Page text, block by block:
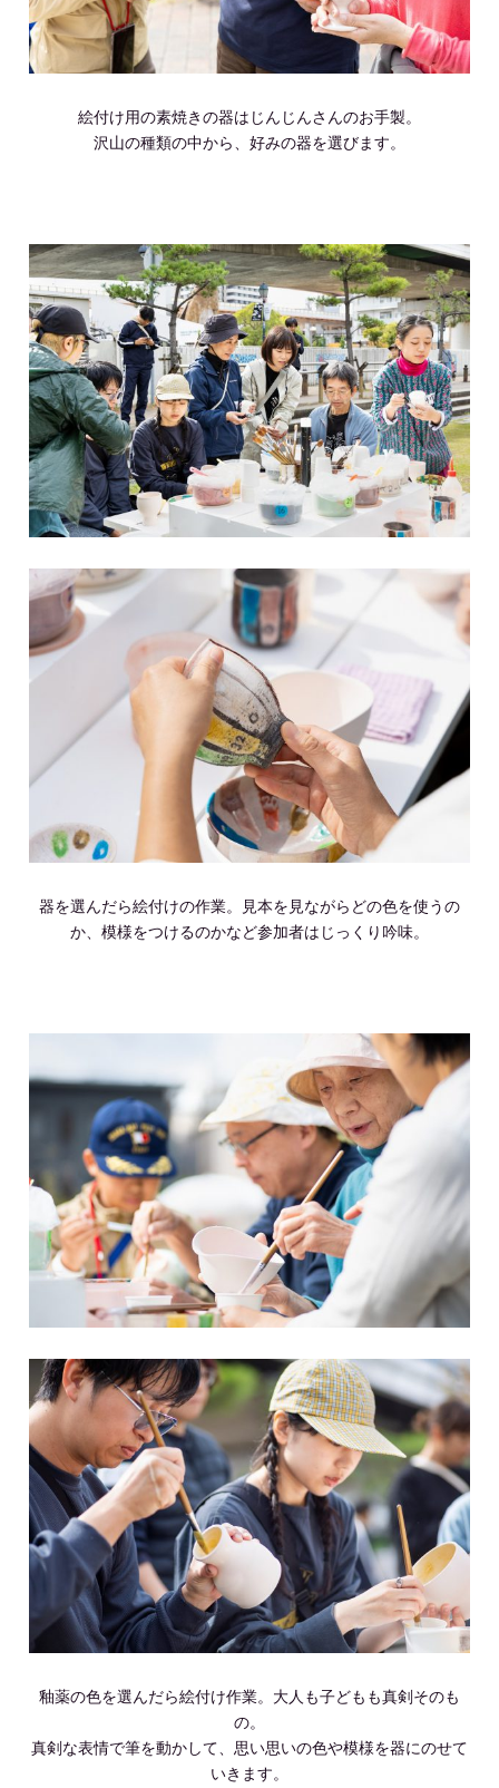
絵付け用の素焼きの器はじんじんさんのお手製。
沢山の種類の中から、好みの器を選びます。
器を選んだら絵付けの作業。見本を見ながらどの色を使うの
か、模様をつけるのかなど参加者はじっくり吟味。
釉薬の色を選んだら絵付け作業。大人も子どもも真剣そのも
の。
真剣な表情で筆を動かして、思い思いの色や模様を器にのせて
いきます。